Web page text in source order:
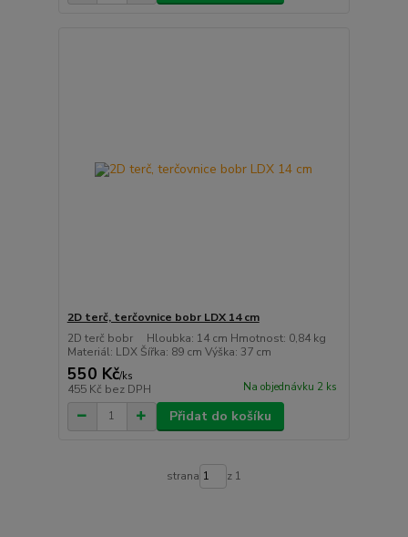
2D terč, terčovnice bobr LDX 14 cm
2D terč bobr Hloubka: 14 cm Hmotnost: 0,84 kg
Materiál: LDX Šířka: 89 cm Výška: 37 cm
550 Kč/ks
455 Kč bez DPH Na objednávku 2 ks
Přidat do košíku
strana z 1